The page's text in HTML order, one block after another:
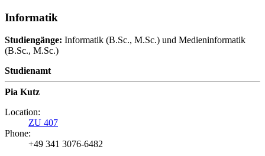
Informatik
Studiengänge: Informatik (B.Sc., M.Sc.) und Medieninformatik
(B.Sc., M.Sc.)
Studienamt
Pia Kutz
Location:
ZU 407
Phone:
+49 341 3076-6482